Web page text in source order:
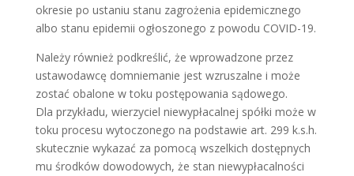
okresie po ustaniu stanu zagrożenia epidemicznego
albo stanu epidemii ogłoszonego z powodu COVID-19.
Należy również podkreślić, że wprowadzone przez
ustawodawcę domniemanie jest wzruszalne i może
zostać obalone w toku postępowania sądowego.
Dla przykładu, wierzyciel niewypłacalnej spółki może w
toku procesu wytoczonego na podstawie art. 299 k.s.h.
skutecznie wykazać za pomocą wszelkich dostępnych
mu środków dowodowych, że stan niewypłacalności